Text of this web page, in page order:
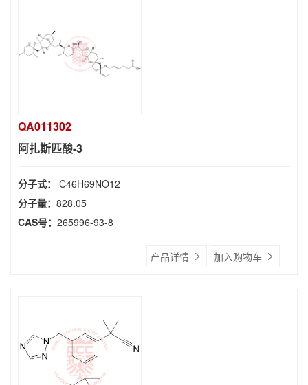
QA011302
阿扎斯匹酸-3
分子式： C46H69NO12
分子量： 828.05
CAS号： 265996-93-8
产品详情 加入购物车